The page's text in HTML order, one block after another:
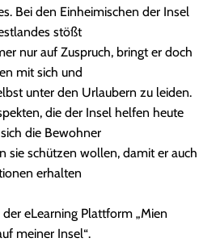
Bei den Einheimischen der Insel
stößt
nur auf Zuspruch, bringt er doch
mit sich und
unter den Urlaubern zu leiden.
die der Insel helfen heute
die Bewohner
sie schützen wollen, damit er auch
erhalten
eLearning Plattform „Mien
meiner Insel“.